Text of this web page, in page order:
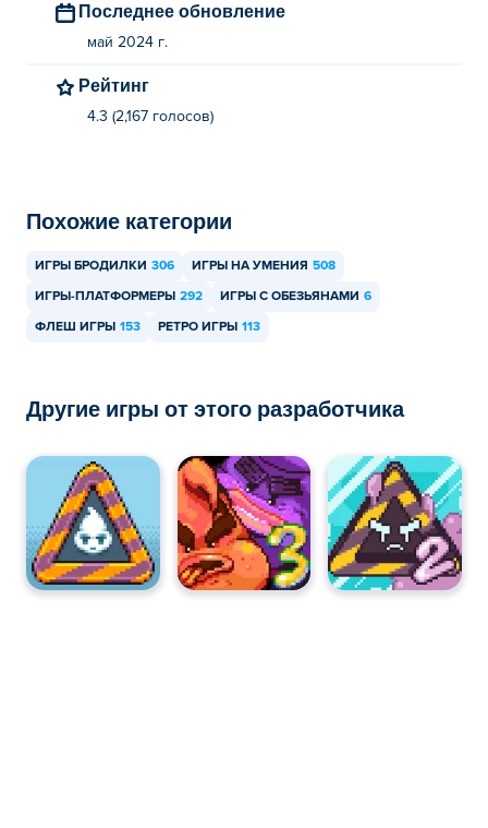
В Canopy можно играть только на компьютере.
Последнее обновление
май 2024 г.
Рейтинг
4.3 (2,167 голосов)
Похожие категории
ИГРЫ БРОДИЛКИ 306 ИГРЫ НА УМЕНИЯ 508
ИГРЫ-ПЛАТФОРМЕРЫ 292 ИГРЫ С ОБЕЗЬЯНАМИ 6
ФЛЕШ ИГРЫ 153 РЕТРО ИГРЫ 113
Другие игры от этого разработчика